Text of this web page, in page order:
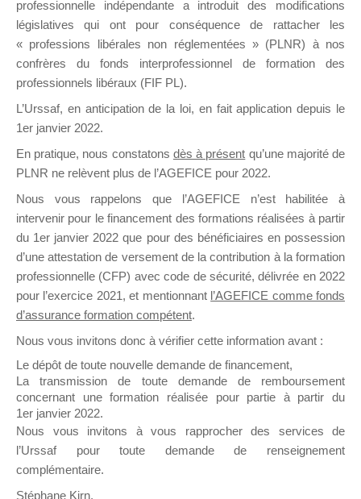
DIRIGEANT
il y a un mois
Ce groupe est destiné aux Organismes de
Formation qui souhaitent répondre à l’Appel à
Propositions Mallette du Dirigeant.
Ce groupe propose un forum dédié au support
sur lequel il est possible de laisser un message
ou poser une question.
NB : Il est nécessaire d’être
pouvoir rejoindre ce groupe
professionnelle indépendante a introduit des modifications
législatives qui ont pour conséquence de rattacher les
« professions libérales non réglementées » (PLNR) à nos
confrères du fonds interprofessionnel de formation des
professionnels libéraux (FIF PL).
L’Urssaf, en anticipation de la loi, en fait application depuis le
1er janvier 2022.
En pratique, nous constatons dès à présent qu’une majorité de
PLNR ne relèvent plus de l’AGEFICE pour 2022.
Nous vous rappelons que l’AGEFICE n’est habilitée à
intervenir pour le financement des formations réalisées à partir
du 1er janvier 2022 que pour des bénéficiaires en possession
d’une attestation de versement de la contribution à la formation
professionnelle (CFP) avec code de sécurité, délivrée en 2022
pour l’exercice 2021, et mentionnant l’AGEFICE comme fonds
d’assurance formation compétent.
Nous vous invitons donc à vérifier cette information avant :
Le dépôt de toute nouvelle demande de financement,
La transmission de toute demande de remboursement
concernant une formation réalisée pour partie à partir du
1er janvier 2022.
Nous vous invitons à vous rapprocher des services de
l’Urssaf pour toute demande de renseignement
complémentaire.
Stéphane Kirn,